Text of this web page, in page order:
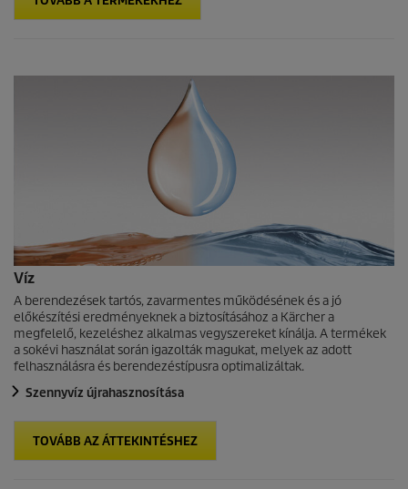
Víz
A berendezések tartós, zavarmentes működésének és a jó
előkészítési eredményeknek a biztosításához a Kärcher a
megfelelő, kezeléshez alkalmas vegyszereket kínálja. A termékek
a sokévi használat során igazolták magukat, melyek az adott
felhasználásra és berendezéstípusra optimalizáltak.
Szennyvíz újrahasznosítása
TOVÁBB AZ ÁTTEKINTÉSHEZ